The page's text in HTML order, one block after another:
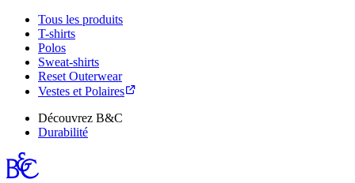
Tous les produits
T-shirts
Polos
Sweat-shirts
Reset Outerwear
Vestes et Polaires
Découvrez B&C
Durabilité